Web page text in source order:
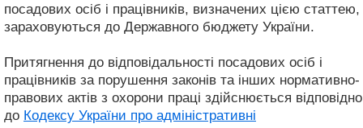
посадових осіб і працівників, визначених цією статтею,
зараховуються до Державного бюджету України.
Притягнення до відповідальності посадових осіб і
працівників за порушення законів та інших нормативно-
правових актів з охорони праці здійснюється відповідно
до Кодексу України про адміністративні